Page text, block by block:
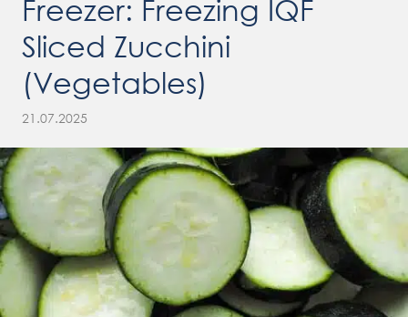
Freezer: Freezing IQF
Sliced Zucchini
(Vegetables)
21.07.2025